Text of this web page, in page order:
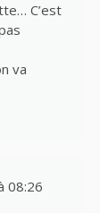
C’est
va
08:26